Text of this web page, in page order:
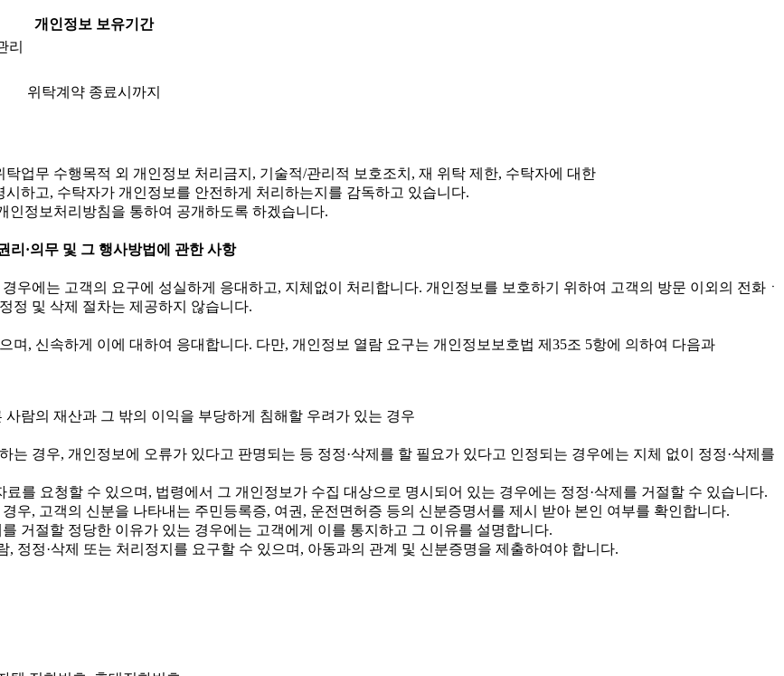
개인정보 보유기간
리
위탁계약 종료시까지
업무 수행목적 외 개인정보 처리금지, 기술적/관리적 보호조치, 재 위탁 제한, 수탁자에 대한
하고, 수탁자가 개인정보를 안전하게 처리하는지를 감독하고 있습니다.
인정보처리방침을 통하여 공개하도록 하겠습니다.
리·의무 및 그 행사방법에 관한 사항
우에는 고객의 요구에 성실하게 응대하고, 지체없이 처리합니다. 개인정보를 보호하기 위하여 고객의 방문 이외의 전화ㆍ
정 및 삭제 절차는 제공하지 않습니다.
며, 신속하게 이에 대하여 응대합니다. 다만, 개인정보 열람 요구는 개인정보보호법 제35조 5항에 의하여 다음과
람의 재산과 그 밖의 이익을 부당하게 침해할 우려가 있는 경우
는 경우, 개인정보에 오류가 있다고 판명되는 등 정정·삭제를 할 필요가 있다고 인정되는 경우에는 지체 없이 정정·삭제를
를 요청할 수 있으며, 법령에서 그 개인정보가 수집 대상으로 명시되어 있는 경우에는 정정·삭제를 거절할 수 있습니다.
우, 고객의 신분을 나타내는 주민등록증, 여권, 운전면허증 등의 신분증명서를 제시 받아 본인 여부를 확인합니다.
거절할 정당한 이유가 있는 경우에는 고객에게 이를 통지하고 그 이유를 설명합니다.
정정·삭제 또는 처리정지를 요구할 수 있으며, 아동과의 관계 및 신분증명을 제출하여야 합니다.